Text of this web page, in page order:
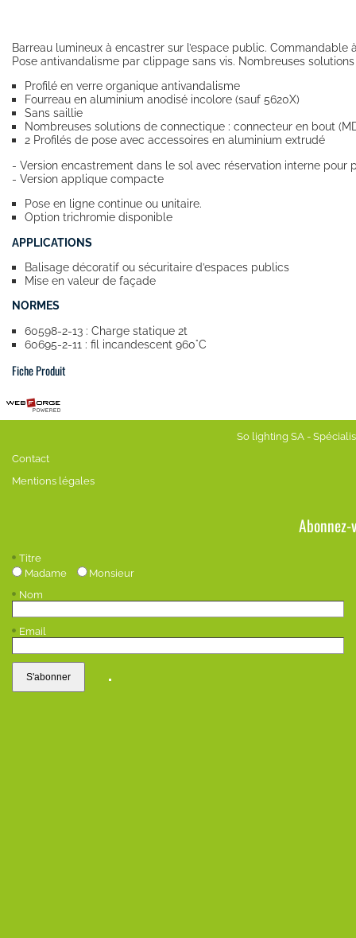
Barreau lumineux à encastrer sur l’espace public.
Pose antivandalisme par clippage sans vis. Nombreuses
Profilé en verre organique antivandalisme
Fourreau en aluminium anodisé incolore (sauf 5620X)
Sans saillie
Nombreuses solutions de connectique : connecteur en bout
2 Profilés de pose avec accessoires en aluminium extrudé
- Version encastrement dans le sol avec réservation interne
- Version applique compacte
Pose en ligne continue ou unitaire.
Option trichromie disponible
APPLICATIONS
Balisage décoratif ou sécuritaire d’espaces publics
Mise en valeur de façade
NORMES
60598-2-13 : Charge statique 2t
60695-2-11 : fil incandescent 960°C
Fiche Produit
So lighting SA -
Contact
Mentions légales
Titre
Madame
Monsieur
Nom
Email